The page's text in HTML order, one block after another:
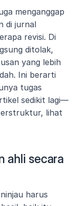
menganggap
di jurnal
revisi. Di
ditolak,
yang lebih
Ini berarti
tugas
sedikit lagi—
ahli secara
harus